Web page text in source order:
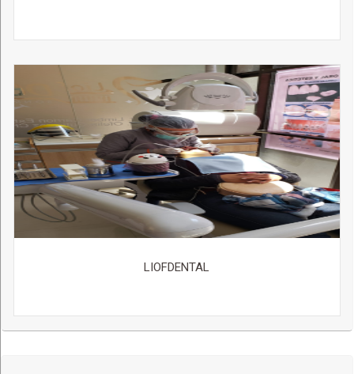
LIOFDENTAL